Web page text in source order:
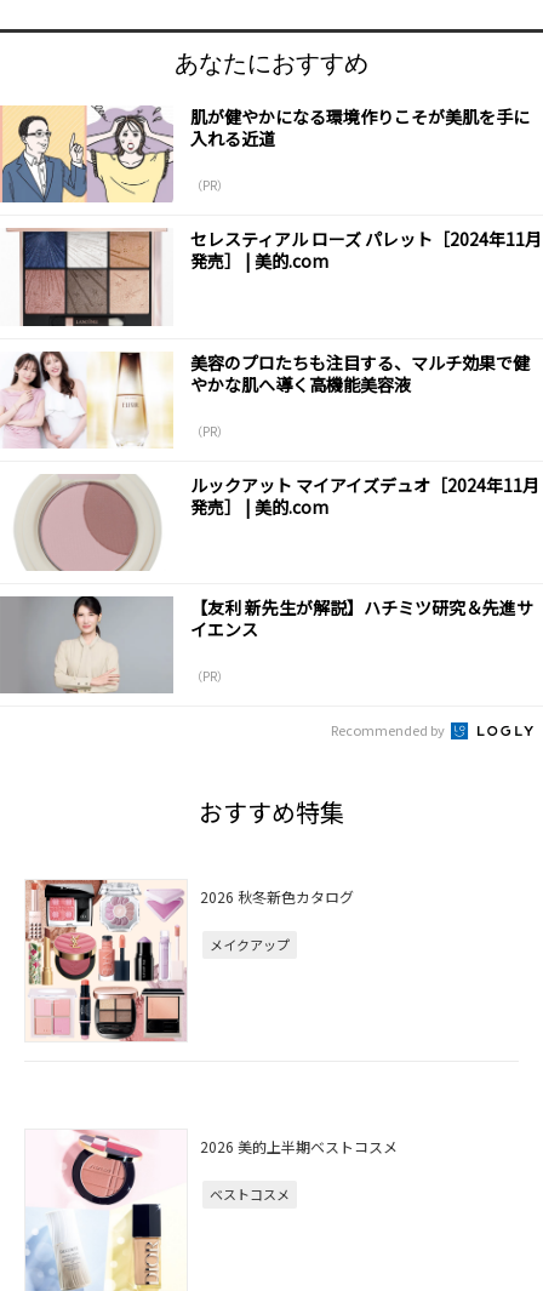
あなたにおすすめ
肌が健やかになる環境作りこそが美肌を手に
入れる近道
（PR）
セレスティアル ローズ パレット［2024年11月
発売］ | 美的.com
美容のプロたちも注目する、マルチ効果で健
やかな肌へ導く高機能美容液
（PR）
ルックアット マイアイズデュオ［2024年11月
発売］ | 美的.com
【友利 新先生が解説】ハチミツ研究＆先進サ
イエンス
（PR）
Recommended by
おすすめ特集
2026 秋冬新色カタログ
メイクアップ
2026 美的上半期ベストコスメ
ベストコスメ